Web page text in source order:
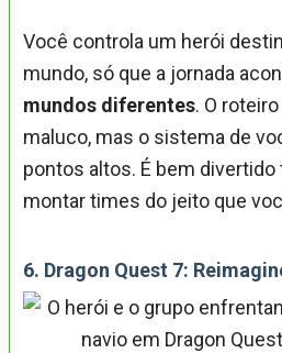
Você controla um herói
mundo, só que a jornada
mundos diferentes. O
maluco, mas o sistema de
pontos altos. É bem
montar times do jeito que
6. Dragon Quest 7: